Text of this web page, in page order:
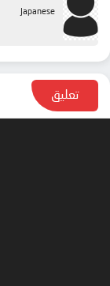
Japanese
تعليق